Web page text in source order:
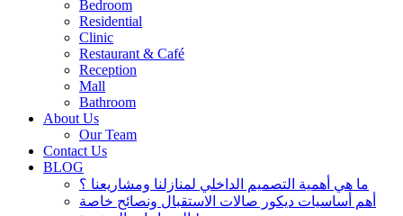
Bedroom
Residential
Clinic
Restaurant & Café
Reception
Mall
Bathroom
About Us
Our Team
Contact Us
BLOG
ما هي أهمية التصميم الداخلي لمنازلنا ومشاريعنا ؟
أهم أساسيات ديكور صالات الاستقبال ونصائح خاصة